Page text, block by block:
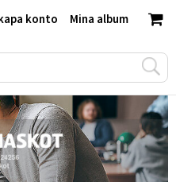
Mina album
konto